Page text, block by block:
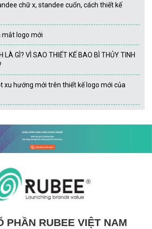
chữ x, standee cuốn, cách thiết kế
mắt logo mới
LÀ GÌ? VÌ SAO THIẾT KẾ BAO BÌ THỦY TINH
xu hướng mới trên thiết kế logo mới của
PHẦN RUBEE VIỆT NAM